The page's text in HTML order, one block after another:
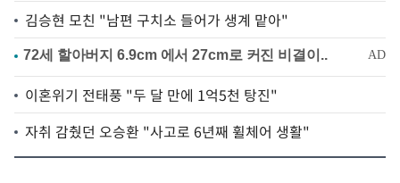
김승현 모친 "남편 구치소 들어가 생계 맡아"
이혼위기 전태풍 "두 달 만에 1억5천 탕진"
자취 감췄던 오승환 "사고로 6년째 휠체어 생활"